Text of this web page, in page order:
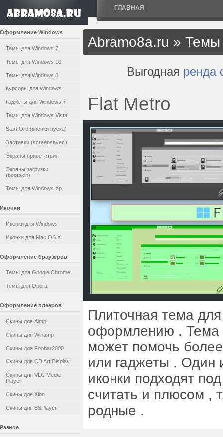
ГЛАВНАЯ
Оформление Windows
Темы для Windows 7
Темы для Windows 10
Темы для Windows 8
Курсоры для Windows
Гаджеты для Windows 7
Темы для Windows Vista
Start Orb (кнопки пуска)
Заставки (screensaver )
Экраны приветствия
Экраны загрузки
(bootskin)
Темы для Windows Xp
Иконки
Иконки для Windows
Иконки для Mac OS X
Оформление браузеров
Темы для Google Chrome
Темы для Opera
Оформление плееров
Скины для Aimp
Скины для Winamp
Скины для Foobar2000
Скины для CD Art Display
Скины для VLC Media
Player
Скины для Xion
Скины для BSPlayer
Разное
Abramo8a.ru » Темы
Выгодная ренда
Flat Metro
Плиточная тема
оформлению . Тема
может помочь
или гаджеты . Один
иконки подходят
считать и плюсом ,
родные .